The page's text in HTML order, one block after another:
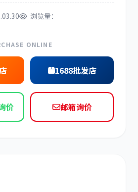
帕金斯
浏览量：
ONLINE
1688批发店
价 邮箱询价